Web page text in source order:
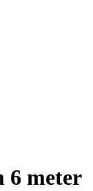
6 meter